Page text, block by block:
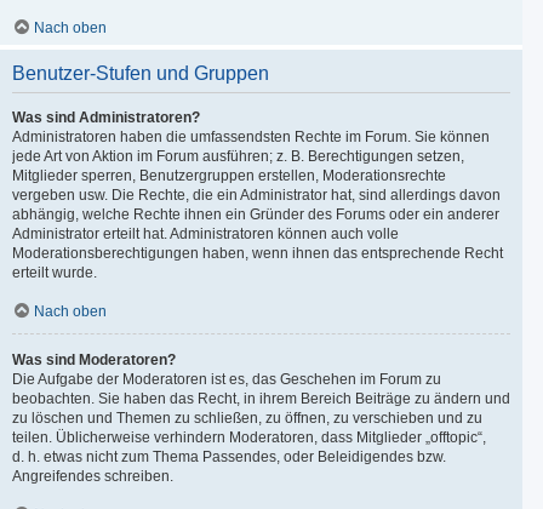
Nach oben
Benutzer-Stufen und Gruppen
Was sind Administratoren?
Administratoren haben die umfassendsten Rechte im Forum. Sie können
jede Art von Aktion im Forum ausführen; z. B. Berechtigungen setzen,
Mitglieder sperren, Benutzergruppen erstellen, Moderationsrechte
vergeben usw. Die Rechte, die ein Administrator hat, sind allerdings davon
abhängig, welche Rechte ihnen ein Gründer des Forums oder ein anderer
Administrator erteilt hat. Administratoren können auch volle
Moderationsberechtigungen haben, wenn ihnen das entsprechende Recht
erteilt wurde.
Nach oben
Was sind Moderatoren?
Die Aufgabe der Moderatoren ist es, das Geschehen im Forum zu
beobachten. Sie haben das Recht, in ihrem Bereich Beiträge zu ändern und
zu löschen und Themen zu schließen, zu öffnen, zu verschieben und zu
teilen. Üblicherweise verhindern Moderatoren, dass Mitglieder „offtopic“,
d. h. etwas nicht zum Thema Passendes, oder Beleidigendes bzw.
Angreifendes schreiben.